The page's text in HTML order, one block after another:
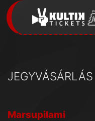
JEGYVÁSÁRLÁS
Marsupilami